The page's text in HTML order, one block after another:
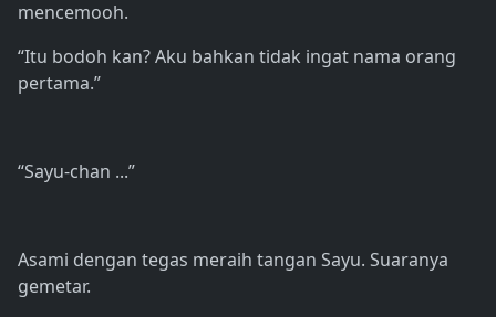
mencemooh.
“Itu bodoh kan? Aku bahkan tidak ingat nama orang
pertama.”
“Sayu-chan ...”
Asami dengan tegas meraih tangan Sayu. Suaranya
gemetar.